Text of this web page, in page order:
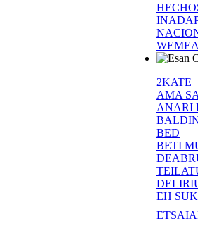
2KATE
AMA
ANARI
BED
BETI
EH